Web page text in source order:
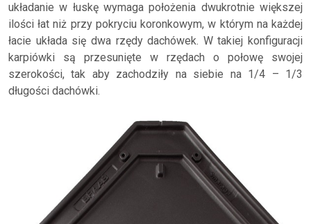
układanie w łuskę wymaga położenia dwukrotnie większej
ilości łat niż przy pokryciu koronkowym, w którym na każdej
łacie układa się dwa rzędy dachówek. W takiej konfiguracji
karpiówki są przesunięte w rzędach o połowę swojej
szerokości, tak aby zachodziły na siebie na 1/4 – 1/3
długości dachówki.